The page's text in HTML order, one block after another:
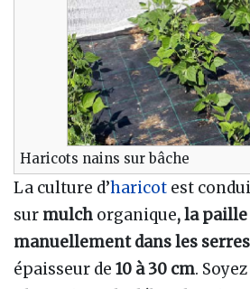
Haricots nains sur bâche
La culture d’haricot est
sur mulch organique, la paille
manuellement dans les serres
épaisseur de 10 à 30 cm.